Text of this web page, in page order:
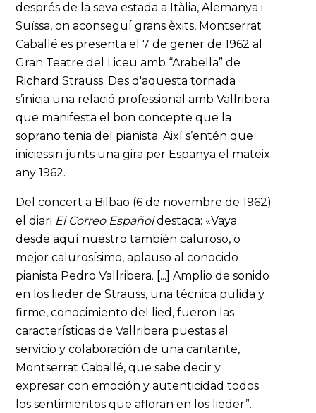
després de la seva estada a Itàlia, Alemanya i
Suïssa, on aconseguí grans èxits, Montserrat
Caballé es presenta el 7 de gener de 1962 al
Gran Teatre del Liceu amb “Arabella” de
Richard Strauss. Des d'aquesta tornada
s’inicia una relació professional amb Vallribera
que manifesta el bon concepte que la
soprano tenia del pianista. Així s’entén que
iniciessin junts una gira per Espanya el mateix
any 1962.
Del concert a Bilbao (6 de novembre de 1962)
el diari El Correo Españoldestaca: «Vaya
desde aquí nuestro también caluroso, o
mejor calurosísimo, aplauso al conocido
pianista Pedro Vallribera. [...] Amplio de sonido
en los lieder de Strauss, una técnica pulida y
firme, conocimiento del lied, fueron las
características de Vallribera puestas al
servicio y colaboración de una cantante,
Montserrat Caballé, que sabe decir y
expresar con emoción y autenticidad todos
los sentimientos que afloran en los lieder”.